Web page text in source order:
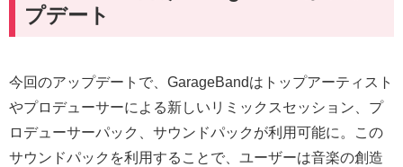
プデート
今回のアップデートで、GarageBandはトップアーティスト
やプロデューサーによる新しいリミックスセッション、プ
ロデューサーパック、サウンドパックが利用可能に。この
サウンドパックを利用することで、ユーザーは音楽の創造